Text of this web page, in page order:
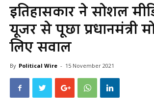
इतिहासकार ने सोशल
यूजर से पूछा प्रधानमंत्री
लिए सवाल
By Political Wire - 15 November 2021